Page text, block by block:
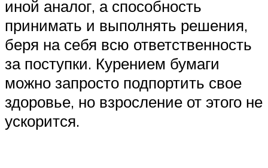
иной аналог, а способность
принимать и выполнять решения,
беря на себя всю ответственность
за поступки. Курением бумаги
можно запросто подпортить свое
здоровье, но взросление от этого не
ускорится.